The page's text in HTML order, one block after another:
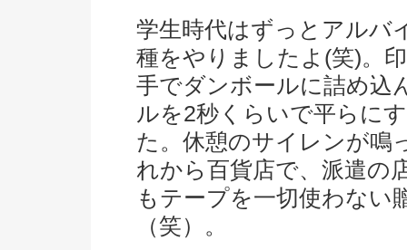
学生時代はずっとアルバ
種をやりましたよ(笑)。
手でダンボールに詰め込
ルを2秒くらいで平らに
た。休憩のサイレンが
れから百貨店で、派遣の
もテープを一切使わない
（笑）。